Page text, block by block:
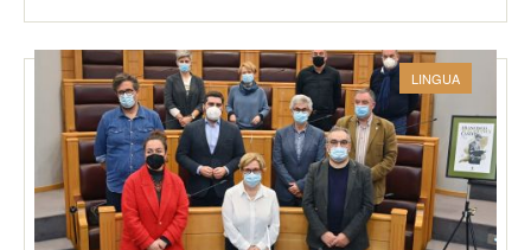
LINGUA